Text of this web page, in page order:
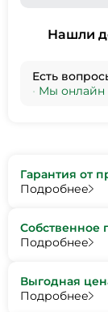
Нашли
Есть
• Мы онлайн
Гарантия от
Подробнее
Собственное
Подробнее
Выгодная
Подробнее